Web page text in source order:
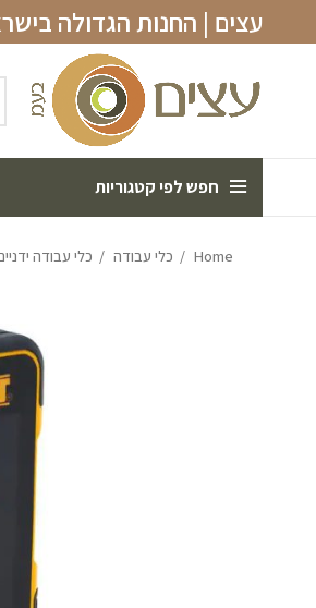
עצים | החנות הגדולה
חפש לפי קטגוריות
Home כלי עבודה כלי עבודה